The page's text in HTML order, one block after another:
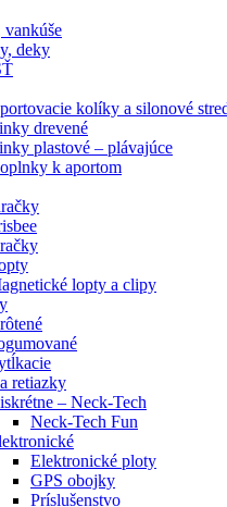
vankúše
deky
kolíky a silonové
drevené
plastové – plávajúce
k aportom
lopty a clipy
retiazky
– Neck-Tech
Neck-Tech Fun
Elektronické ploty
GPS obojky
Príslušenstvo